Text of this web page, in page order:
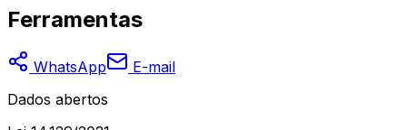
Ferramentas
WhatsApp
E-mail
Dados abertos